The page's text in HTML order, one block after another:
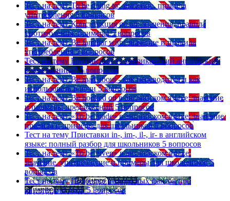
Тест на тему To be going to: значение, правила
употребления 5 вопросов
Тест на тему Конструкция go on: значения, правила
употребления, примеры 5 вопросов
Тест на тему Be familiar with: значение и правила
употребления 5 вопросов
Тест на тему Британский vs американский английский:
в чем разница? 5 вопросов
Тест на тему Be mad about - как переводится и как
использовать в речи 5 вопросов
Тест на тему Be hooked on в английском языке: значение
и примеры предложений 5 вопросов
Тест на тему «To be made» в английском языке: значение,
правила и примеры для школьников 5 вопросов
Тест на тему Приставки in-, im-, il-, ir- в английском
языке: полный разбор для школьников 5 вопросов
Тест на тему «To be given» в английском языке:
значение, употребление и примеры для школьников 5
вопросов
Тест на тему Подборка интересных фактов про
английский язык 5 вопросов